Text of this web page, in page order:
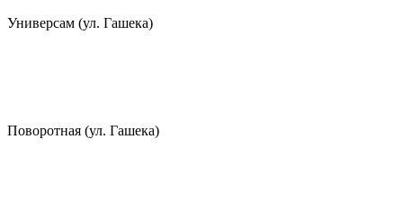
Универсам (ул. Гашека)
Поворотная (ул. Гашека)